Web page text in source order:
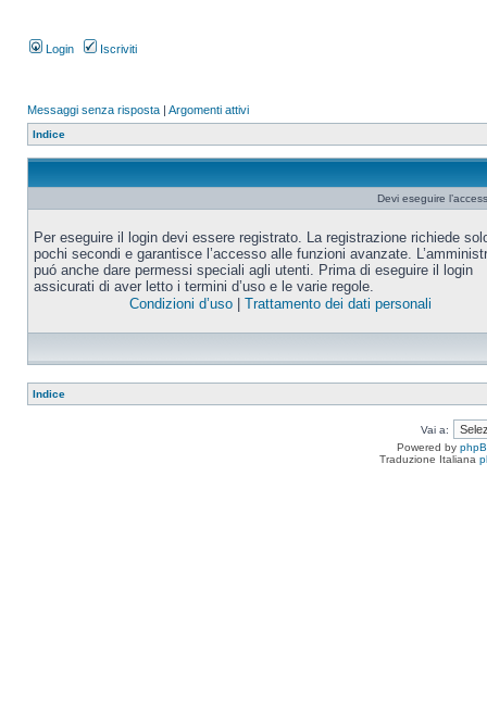
Login Iscriviti
Messaggi senza risposta | Argomenti attivi
Indice
Devi eseguire
Per eseguire il login devi essere registrato. La registrazione richiede
pochi secondi e garantisce l’accesso alle funzioni avanzate.
puó anche dare permessi speciali agli utenti. Prima di eseguire il login
assicurati di aver letto i termini d’uso e le varie regole.
Condizioni d’uso| Trattamento dei dati personali
Indice
Vai a:
Powered by
Traduzione Italiana